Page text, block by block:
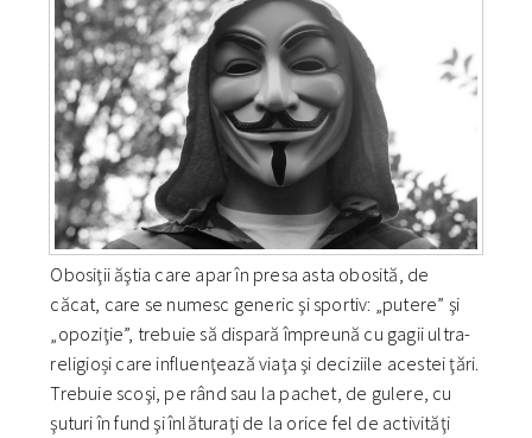
Obosiţii ăştia care apar în presa asta obosită, de
căcat, care se numesc generic şi sportiv: „putere” şi
„opoziţie”, trebuie să dispară împreună cu gagii ultra-
religioși care influenţează viaţa şi deciziile acestei ţări.
Trebuie scoşi, pe rând sau la pachet, de gulere, cu
şuturi în fund şi înlăturaţi de la orice fel de activităţi